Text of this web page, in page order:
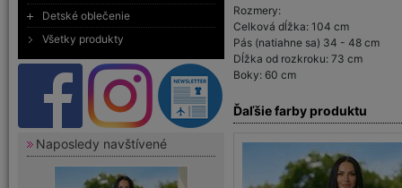
Detské oblečenie
Všetky produkty
Naposledy navštívené
Rozmery:
Celková dĺžka: 104 cm
Pás (natiahne sa) 34 - 48 cm
Dĺžka od rozkroku: 73 cm
Boky: 60 cm
Ďaľšie farby produktu